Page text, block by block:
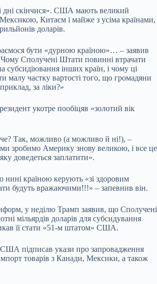
дні скінчися». США мають великий
Китаєм і майже з усіма країнами,
доларів.
бути «дурною країною»… – заявив
Чому Сполучені Штати повинні втрачати
субсидіювання інших країн, і чому ці
малу частку вартості того, що громадяни
за ліки?»
укотре пообіцяв «золотий вік
Так, можливо (а можливо й ні!), –
зробимо Америку знову великою, і все це
доведеться заплатити».
країною керують «зі здоровим
будуть вражаючими!!!» – запевнив він.
у неділю Трамп заявив, що Сполучені
мільярдів доларів для субсидування
її стати «51-м штатом» США.
підписав укази про запровадження
товарів з Канади, Мексики, а також